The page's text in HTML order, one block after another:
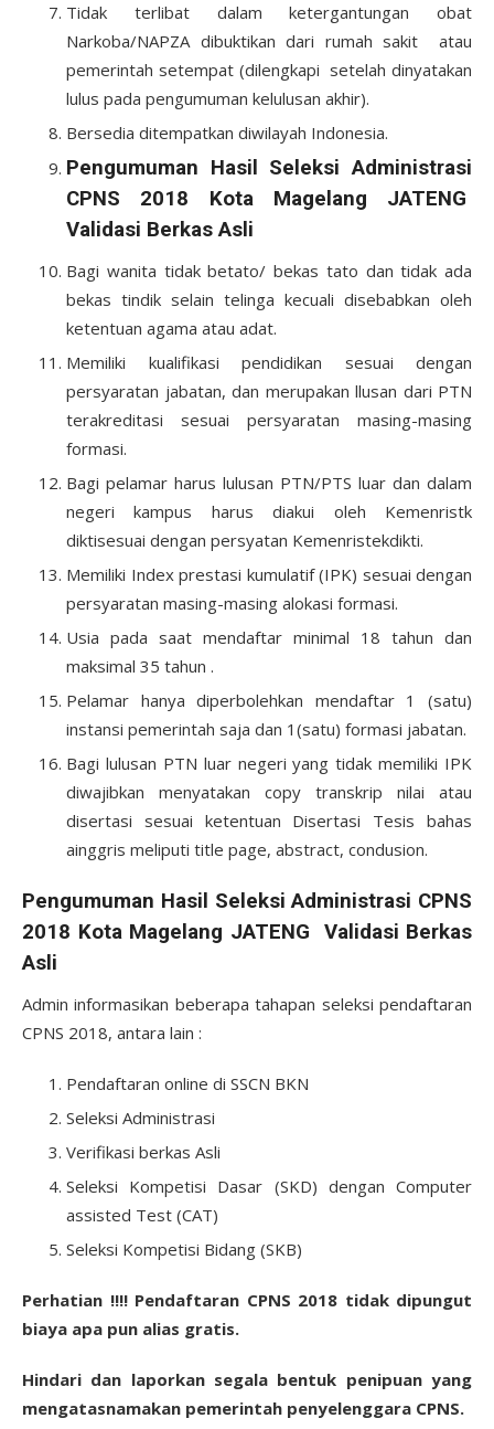
Tidak terlibat dalam ketergantungan obat
Narkoba/NAPZA dibuktikan dari rumah sakit atau
pemerintah setempat (dilengkapi setelah dinyatakan
lulus pada pengumuman kelulusan akhir).
Bersedia ditempatkan diwilayah Indonesia.
Pengumuman Hasil Seleksi Administrasi
CPNS 2018 Kota Magelang JATENG
Validasi Berkas Asli
Bagi wanita tidak betato/ bekas tato dan tidak ada
bekas tindik selain telinga kecuali disebabkan oleh
ketentuan agama atau adat.
Memiliki kualifikasi pendidikan sesuai dengan
persyaratan jabatan, dan merupakan llusan dari PTN
terakreditasi sesuai persyaratan masing-masing
formasi.
Bagi pelamar harus lulusan PTN/PTS luar dan dalam
negeri kampus harus diakui oleh Kemenristk
diktisesuai dengan persyatan Kemenristekdikti.
Memiliki Index prestasi kumulatif (IPK) sesuai dengan
persyaratan masing-masing alokasi formasi.
Usia pada saat mendaftar minimal 18 tahun dan
maksimal 35 tahun .
Pelamar hanya diperbolehkan mendaftar 1 (satu)
instansi pemerintah saja dan 1(satu) formasi jabatan.
Bagi lulusan PTN luar negeri yang tidak memiliki IPK
diwajibkan menyatakan copy transkrip nilai atau
disertasi sesuai ketentuan Disertasi Tesis bahas
ainggris meliputi title page, abstract, condusion.
Pengumuman Hasil Seleksi Administrasi CPNS
2018 Kota Magelang JATENG Validasi Berkas
Asli
Admin informasikan beberapa tahapan seleksi pendaftaran
CPNS 2018, antara lain :
Pendaftaran online di SSCN BKN
Seleksi Administrasi
Verifikasi berkas Asli
Seleksi Kompetisi Dasar (SKD) dengan Computer
assisted Test (CAT)
Seleksi Kompetisi Bidang (SKB)
Perhatian !!!! Pendaftaran CPNS 2018 tidak dipungut
biaya apa pun alias gratis.
Hindari dan laporkan segala bentuk penipuan yang
mengatasnamakan pemerintah penyelenggara CPNS.